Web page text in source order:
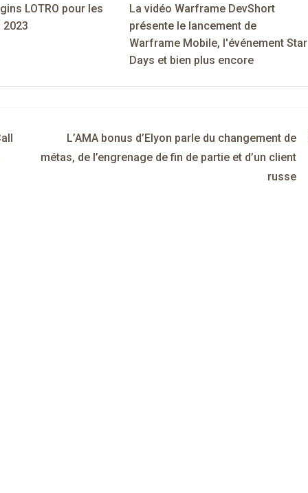
LOTRO pour les
2023
La vidéo Warframe DevShort
présente le lancement de
Warframe Mobile, l'événement Star
Days et bien plus encore
L’AMA bonus d’Elyon parle du changement de
métas, de l’engrenage de fin de partie et d’un client
russe